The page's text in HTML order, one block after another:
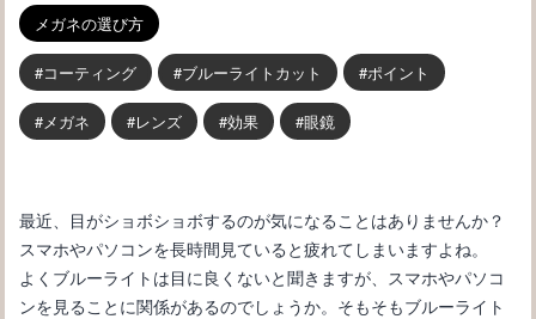
メガネの選び方
コーティング ブルーライトカット ポイント
メガネ レンズ 効果 眼鏡
最近、目がショボショボするのが気になることはありませんか？
スマホやパソコンを長時間見ていると疲れてしまいますよね。
よくブルーライトは目に良くないと聞きますが、スマホやパソコ
ンを見ることに関係があるのでしょうか。そもそもブルーライト